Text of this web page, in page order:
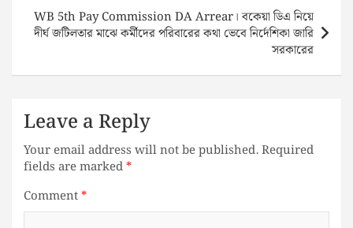
WB 5th Pay Commission DA Arrear। বকেয়া ডিএ নিয়ে
দীর্ঘ জটিলতার মাঝে কর্মীদের পরিবারের কথা ভেবে নির্দেশিকা জারি
সরকারের
Leave a Reply
Your email address will not be published.Required
fields are marked*
Comment*